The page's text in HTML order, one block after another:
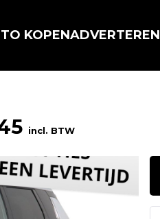
KOPENADVERTEREN
incl. BTW